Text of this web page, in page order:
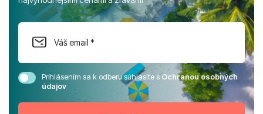
Prihlásením sa k odberu súhlasíte sOchranou osobných
údajov